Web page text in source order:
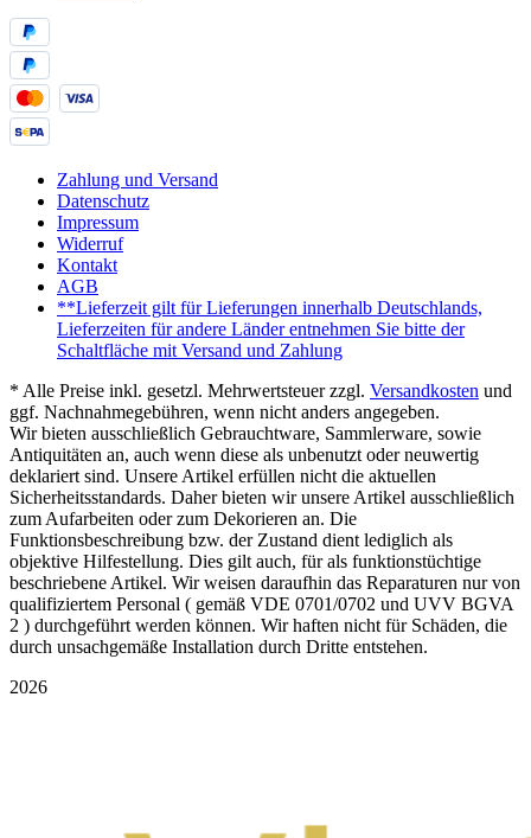
Zahlung und Versand
Datenschutz
Impressum
Widerruf
Kontakt
AGB
**Lieferzeit gilt für Lieferungen innerhalb Deutschlands,
Lieferzeiten für andere Länder entnehmen Sie bitte der
Schaltfläche mit Versand und Zahlung
* Alle Preise inkl. gesetzl. Mehrwertsteuer zzgl. Versandkosten und
ggf. Nachnahmegebühren, wenn nicht anders angegeben.
Wir bieten ausschließlich Gebrauchtware, Sammlerware, sowie
Antiquitäten an, auch wenn diese als unbenutzt oder neuwertig
deklariert sind. Unsere Artikel erfüllen nicht die aktuellen
Sicherheitsstandards. Daher bieten wir unsere Artikel ausschließlich
zum Aufarbeiten oder zum Dekorieren an. Die
Funktionsbeschreibung bzw. der Zustand dient lediglich als
objektive Hilfestellung. Dies gilt auch, für als funktionstüchtige
beschriebene Artikel. Wir weisen daraufhin das Reparaturen nur von
qualifiziertem Personal ( gemäß VDE 0701/0702 und UVV BGVA
2 ) durchgeführt werden können. Wir haften nicht für Schäden, die
durch unsachgemäße Installation durch Dritte entstehen.
2026